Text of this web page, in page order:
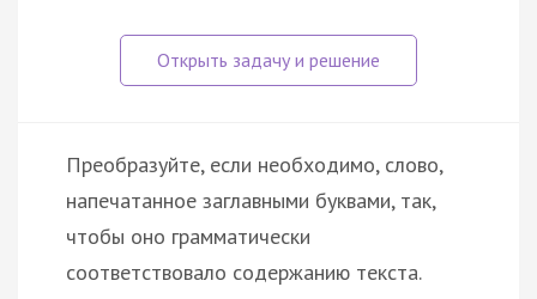
Преобразуйте, если необходимо, слово,
напечатанное заглавными буквами, так,
чтобы оно грамматически
соответствовало содержанию текста.